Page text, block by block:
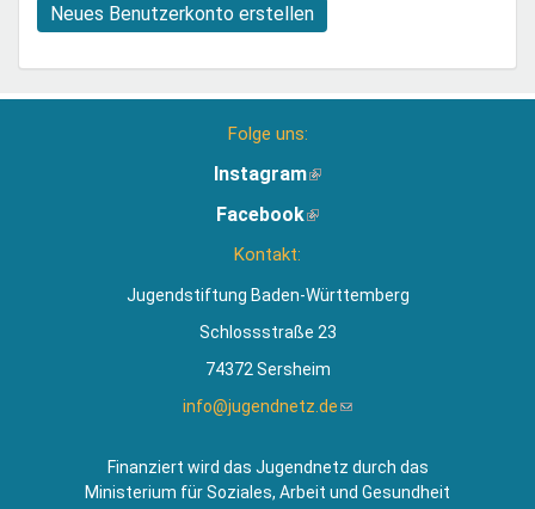
Neues Benutzerkonto erstellen
Folge uns:
Instagram(Link
extern)
Facebook(Link
Kontakt:
Jugendstiftung Baden-Württemberg
Schlossstraße 23
74372 Sersheim
info@jugendnetz.de(Link
Mail)
Finanziert wird das Jugendnetz durch das
Ministerium für Soziales, Arbeit und Gesundheit